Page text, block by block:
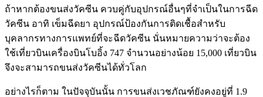
ถ้าหากต้องขนส่งวัคซีน ควบคู่กับอุปกรณ์อื่นๆที่จำเป็นในการฉีด
วัคซีน อาทิ เข็มฉีดยา อุปกรณ์ป้องกันการติดเชื้อสำหรับ
บุคลากรทางการแพทย์ที่จะฉีดวัคซีน นั่นหมายความว่าจะต้อง
ใช้เที่ยวบินเครื่องบินโบอิ้ง 747 จำนวนอย่างน้อย 15,000 เที่ยวบิน
จึงจะสามารถขนส่งวัคซีนได้ทั่วโลก
อย่างไรก็ตาม ในปัจจุบันนั้น การขนส่งเวชภัณฑ์ยังคงอยู่ที่ 1.9